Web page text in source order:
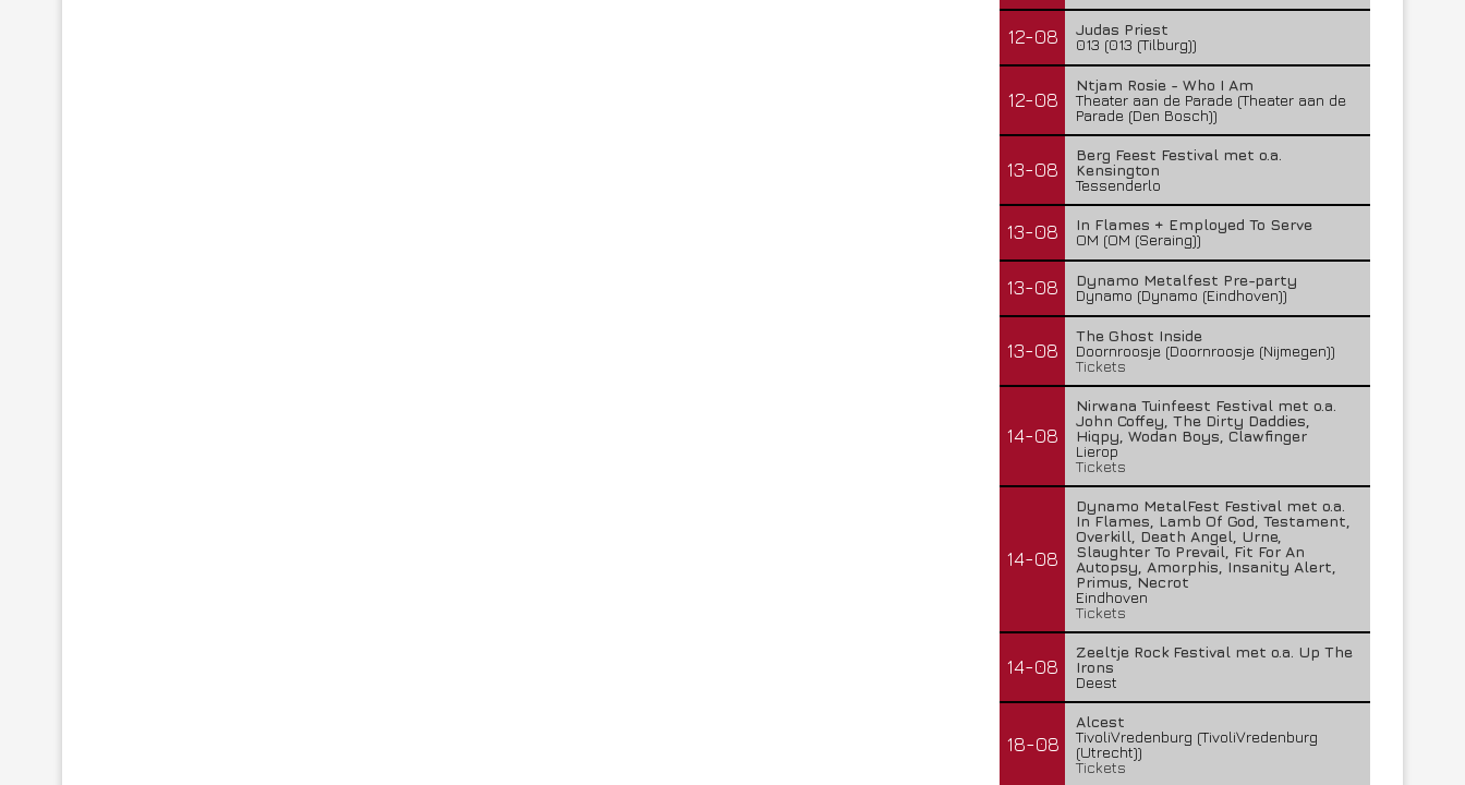
12-08
Judas Priest
013 (013 (Tilburg))
12-08
Ntjam Rosie - Who I Am
Theater aan de Parade (Theater aan de
Parade (Den Bosch))
13-08
Berg Feest Festival met o.a.
Kensington
Tessenderlo
13-08
In Flames + Employed To Serve
OM (OM (Seraing))
13-08
Dynamo Metalfest Pre-party
Dynamo (Dynamo (Eindhoven))
13-08
The Ghost Inside
Doornroosje (Doornroosje (Nijmegen))
Tickets
14-08
Nirwana Tuinfeest Festival met o.a.
John Coffey, The Dirty Daddies,
Hiqpy, Wodan Boys, Clawfinger
Lierop
Tickets
14-08
Dynamo MetalFest Festival met o.a.
In Flames, Lamb Of God, Testament,
Overkill, Death Angel, Urne,
Slaughter To Prevail, Fit For An
Autopsy, Amorphis, Insanity Alert,
Primus, Necrot
Eindhoven
Tickets
14-08
Zeeltje Rock Festival met o.a. Up The
Irons
Deest
18-08
Alcest
TivoliVredenburg (TivoliVredenburg
(Utrecht))
Tickets